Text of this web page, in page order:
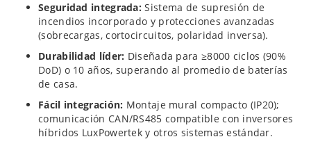
Seguridad integrada: Sistema de supresión de
incendios incorporado y protecciones avanzadas
(sobrecargas, cortocircuitos, polaridad inversa).
Durabilidad líder: Diseñada para ≥8000 ciclos (90%
DoD) o 10 años, superando al promedio de baterías
de casa.
Fácil integración: Montaje mural compacto (IP20);
comunicación CAN/RS485 compatible con inversores
híbridos LuxPowertek y otros sistemas estándar.